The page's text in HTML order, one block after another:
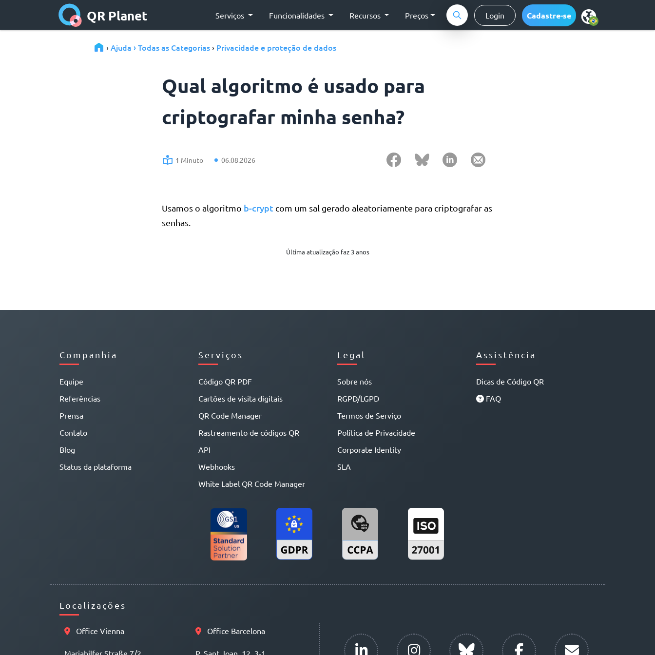
QR Planet Serviços Funcionalidades Recursos Preços Login Cadastre-se
› Ajuda › Todas as Categorias › Privacidade e proteção de dados
Qual algoritmo é usado para
criptografar minha senha?
1 Minuto 06.08.2026
Usamos o algoritmo b-crypt com um sal gerado aleatoriamente para criptografar as
senhas.
Última atualização faz 3 anos
Companhia
Equipe
Referências
Prensa
Contato
Blog
Status da plataforma
Serviços
Código QR PDF
Cartões de visita digitais
QR Code Manager
Rastreamento de códigos QR
API
Webhooks
White Label QR Code Manager
Legal
Sobre nós
RGPD/LGPD
Termos de Serviço
Política de Privacidade
Corporate Identity
SLA
Assistência
Dicas de Código QR
FAQ
Localizações
Office Vienna
Mariahilfer Straße 7/2
Office Barcelona
P. Sant Joan, 12, 3-1